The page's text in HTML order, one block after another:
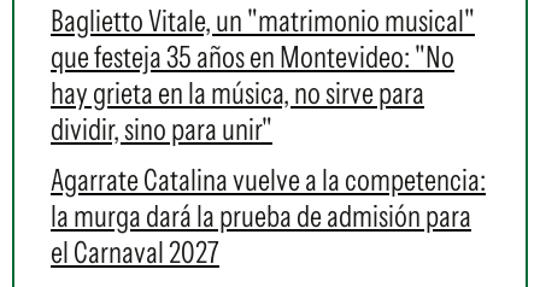
Baglietto Vitale, un "matrimonio musical"
que festeja 35 años en Montevideo: "No
hay grieta en la música, no sirve para
dividir, sino para unir"
Agarrate Catalina vuelve a la competencia:
la murga dará la prueba de admisión para
el Carnaval 2027